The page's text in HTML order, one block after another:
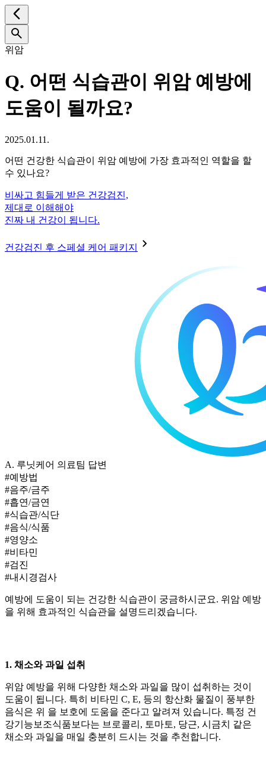
위암
Q. 어떤 식습관이 위암 예방에
도움이 될까요?
2025.01.11.
어떤 건강한 식습관이 위암 예방에 가장 효과적인 역할을 할
수 있나요?
비싸고 힘들게 받은 건강검진,
제대로 이해해야
진짜 내 건강이 됩니다.
건강검진 후 스페셜 케어 패키지
A. 루닛케어 의료팀 답변
#예방법
#음주/금주
#흡연/금연
#식습관/식단
#음식/식품
#영양소
#비타민
#검진
#내시경검사
예방에 도움이 되는 건강한 식습관이 궁금하시군요. 위암 예방
을 위해 효과적인 식습관을 설명드리겠습니다.
1. 채소와 과일 섭취
위암 예방을 위해 다양한 채소와 과일을 많이 섭취하는 것이
도움이 됩니다. 특히 비타민 C, E, 등의 항산화 물질이 풍부한
음식은 위 을 보호에 도움을 준다고 알려져 있습니다. 특정 건
강기능보조식품보다는 브로콜리, 토마토, 당근, 시금치 같은
채소와 과일을 매일 충분히 드시는 것을 추천합니다.